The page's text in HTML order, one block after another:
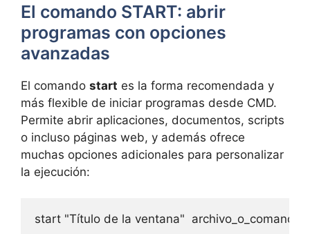
El comando START: abrir
programas con opciones
avanzadas
El comando start es la forma recomendada y
más flexible de iniciar programas desde CMD.
Permite abrir aplicaciones, documentos, scripts
o incluso páginas web, y además ofrece
muchas opciones adicionales para personalizar
la ejecución:
start "Título de la ventana"  archivo_o_comando